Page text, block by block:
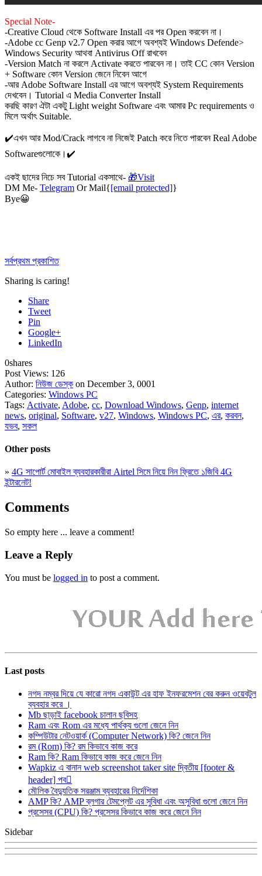
Special Note-
-Creative Cloud থেকে Software Install এর পর Open করবেন না।
-Adobe cc Genp v2.7 Open করার আগে অবশ্যই Windows Defende>
Windows Security আথবা Antivirus Off রাখবেন
-Version Match না করলে Activate করতে পারবেন না। তাই CC কোন Version
+ Software কোন Version জেনে নিবেন আগে
-আর Adobe Software Install এর আগে অবশ্যই System Requirements
দেখবেন। Tutorial এ Media Converter Install
করছি কারণ ঐটা একটু Light weight Software এবং আমার Pc requirements ও
মিলে অর্থাৎ Suitable.
✔️এখন আর Mod/Crack লাগবে না নিজেই Patch করে নিতে পারবেন Real Adobe
Softwareগুলোকে।✔️
একই ছাদের নিচে সব Tutorial একসাথে- 🎁Visit
DM Me- Telegram Or Mail{[email protected]}
Bye😀
সর্বপ্রথম প্রকাশিত
Sharing is caring!
Share
Tweet
Pin
Google+
LinkedIn
0shares
Post Views: 126
Author: নিউজ ডেস্ক on December 3, 0001
Categories: Windows PC
Tags: Activate, Adobe, cc, Download Windows, Genp, internet
news, original, Software, v27, Windows, Windows PC, এর, করবন,
যভব, সকল
Other posts
» 4G সাপোর্ট মোবাইল ব্যবহারকারীরা Airtel সিমে নিয়ে নিন ফ্রিতে ১জিবি 4G
ইন্টারনেট!
Comments
So empty here ... leave a comment!
Leave a Reply
You must be logged in to post a comment.
Last posts
নগদ নম্বর দিয়ে যে কারো নগদ একাউন্ট এর হাফ ইনফরমেশন বের করুন ওয়েবটুল
ব্যবহার করে ।
Mb ছাড়াই facebook চালান ছবিসহ
Ram এবং Rom এর মধ্যে পার্থক্য গুলো জেনে নিন
কম্পিউটার নেটওয়ার্ক (Computer Network) কি? জেনে নিন
রম (Rom) কি? রম কিভাবে কাজ করে
Ram কি? Ram কিভাবে কাজ করে জেনে নিন
Wapkiz এ বানান web screenshot taker site দ্বিতীয় [footer &
header] পব
মৌলিক বৈদ্যুতিক সরঞ্জাম ব্যবহারের নির্দেশিকা
AMP কি? AMP ব্লগার টেমপ্লেট এর সুবিধা এবং অসুবিধা গুলো জেনে নিন
প্রসেসর (CPU) কি? প্রসেসর কিভাবে কাজ করে জেনে নিন
Sidebar